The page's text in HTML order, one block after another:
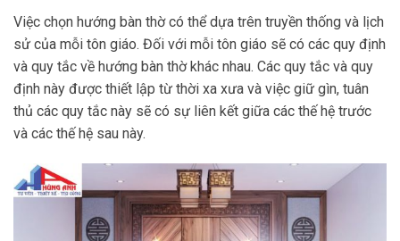
Việc chọn hướng bàn thờ có thể dựa trên truyền thống và lịch
sử của mỗi tôn giáo. Đối với mỗi tôn giáo sẽ có các quy định
và quy tắc về hướng bàn thờ khác nhau. Các quy tắc và quy
định này được thiết lập từ thời xa xưa và việc giữ gìn, tuân
thủ các quy tắc này sẽ có sự liên kết giữa các thế hệ trước
và các thế hệ sau này.